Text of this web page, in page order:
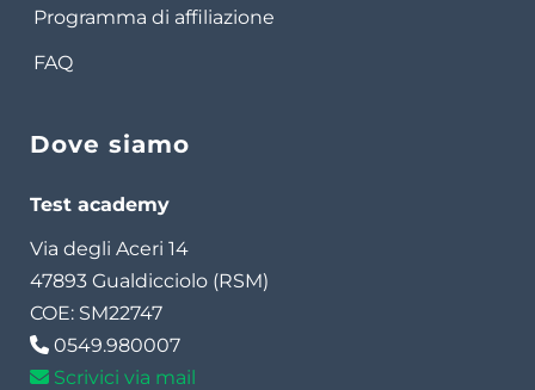
Programma di affiliazione
FAQ
Dove siamo
Test academy
Via degli Aceri 14
47893 Gualdicciolo (RSM)
COE: SM22747
0549.980007
Scrivici via mail